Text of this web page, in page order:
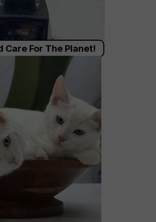
Care For The Planet!